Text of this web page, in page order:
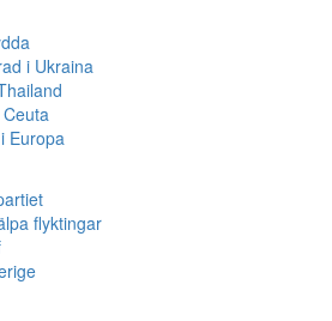
i Ukraina
Europa
flyktingar